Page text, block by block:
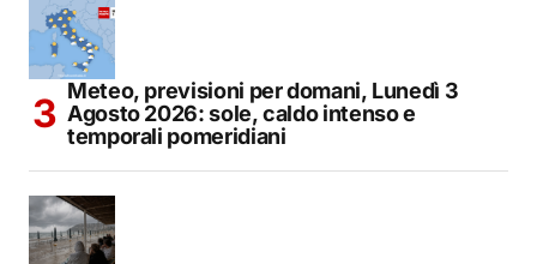
Meteo, previsioni per domani, Lunedì 3
Agosto 2026: sole, caldo intenso e
temporali pomeridiani